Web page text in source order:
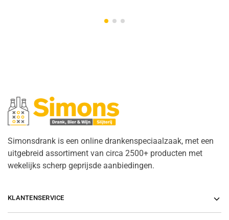
Simonsdrank is een online drankenspeciaalzaak, met een
uitgebreid assortiment van circa 2500+ producten met
wekelijks scherp geprijsde aanbiedingen.
KLANTENSERVICE